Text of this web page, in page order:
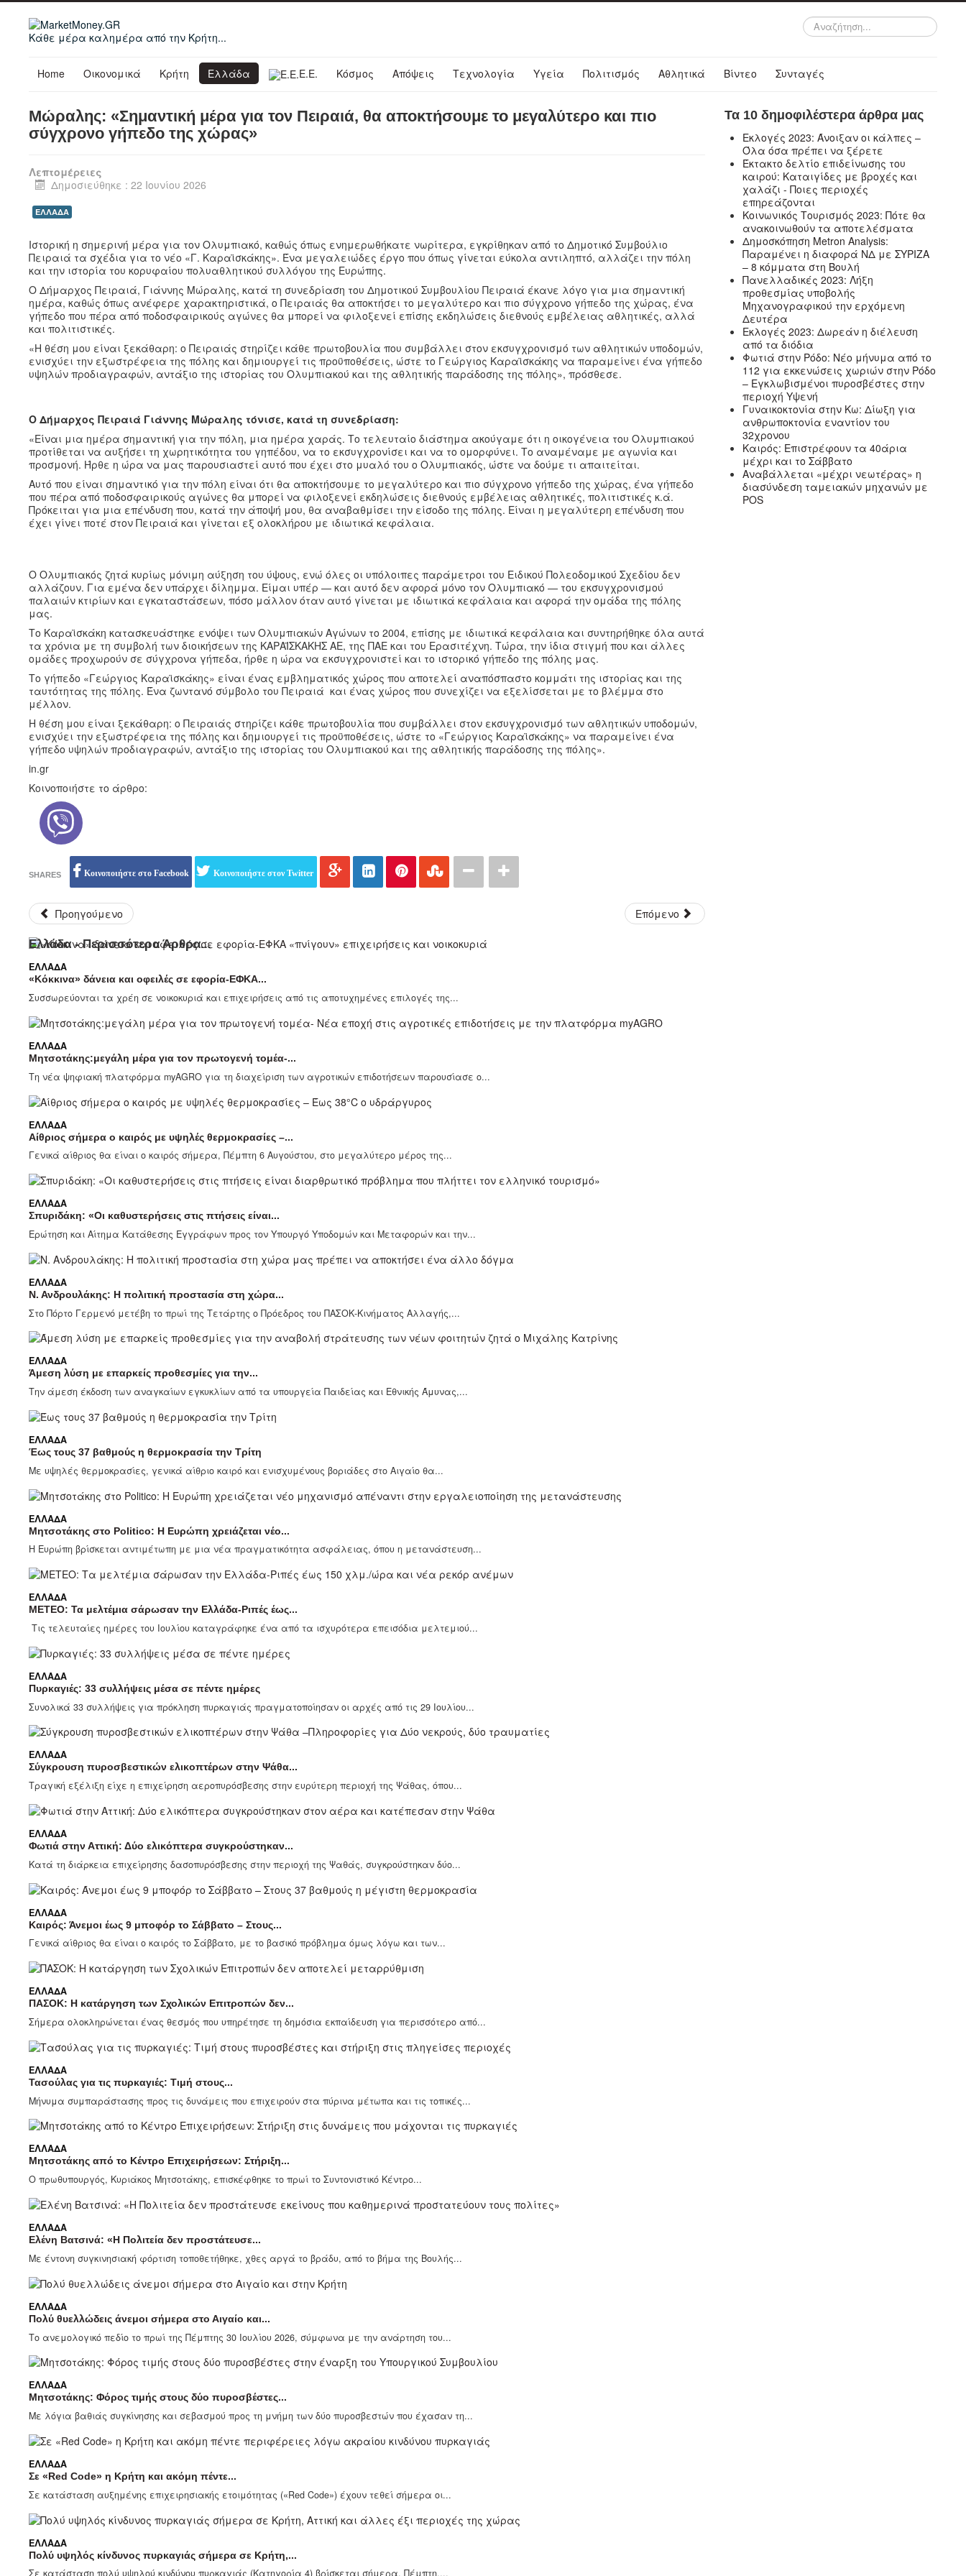
Κάθε μέρα καλημέρα από την Κρήτη...
Αναζήτηση...
Home Οικονομικά Κρήτη Ελλάδα Ε.Ε. Κόσμος Απόψεις Τεχνολογία Υγεία Πολιτισμός Αθλητικά Βίντεο Συνταγές
Μώραλης: «Σημαντική μέρα για τον Πειραιά, θα αποκτήσουμε το μεγαλύτερο και πιο
σύγχρονο γήπεδο της χώρας»
Λεπτομέρειες
Δημοσιεύθηκε : 22 Ιουνίου 2026
ΕΛΛΑΔΑ
Ιστορική η σημερινή μέρα για τον Ολυμπιακό, καθώς όπως ενημερωθήκατε νωρίτερα, εγκρίθηκαν από το Δημοτικό Συμβούλιο
Πειραιά τα σχέδια για το νέο «Γ. Καραϊσκάκης». Ένα μεγαλειώδες έργο που όπως γίνεται εύκολα αντιληπτό, αλλάζει την πόλη
και την ιστορία του κορυφαίου πολυαθλητικού συλλόγου της Ευρώπης.
Ο Δήμαρχος Πειραιά, Γιάννης Μώραλης, κατά τη συνεδρίαση του Δημοτικού Συμβουλίου Πειραιά έκανε λόγο για μια σημαντική
ημέρα, καθώς όπως ανέφερε χαρακτηριστικά, ο Πειραιάς θα αποκτήσει το μεγαλύτερο και πιο σύγχρονο γήπεδο της χώρας, ένα
γήπεδο που πέρα από ποδοσφαιρικούς αγώνες θα μπορεί να φιλοξενεί επίσης εκδηλώσεις διεθνούς εμβέλειας αθλητικές, αλλά
και πολιτιστικές.
«Η θέση μου είναι ξεκάθαρη: ο Πειραιάς στηρίζει κάθε πρωτοβουλία που συμβάλλει στον εκσυγχρονισμό των αθλητικών υποδομών,
ενισχύει την εξωστρέφεια της πόλης και δημιουργεί τις προϋποθέσεις, ώστε το Γεώργιος Καραϊσκάκης να παραμείνει ένα γήπεδο
υψηλών προδιαγραφών, αντάξιο της ιστορίας του Ολυμπιακού και της αθλητικής παράδοσης της πόλης», πρόσθεσε.
Ο Δήμαρχος Πειραιά Γιάννης Μώραλης τόνισε, κατά τη συνεδρίαση:
«Είναι μια ημέρα σημαντική για την πόλη, μια ημέρα χαράς. Το τελευταίο διάστημα ακούγαμε ότι η οικογένεια του Ολυμπιακού
προτίθεται να αυξήσει τη χωρητικότητα του γηπέδου, να το εκσυγχρονίσει και να το ομορφύνει. Το αναμέναμε με αγωνία και
προσμονή. Ήρθε η ώρα να μας παρουσιαστεί αυτό που έχει στο μυαλό του ο Ολυμπιακός, ώστε να δούμε τι απαιτείται.
Αυτό που είναι σημαντικό για την πόλη είναι ότι θα αποκτήσουμε το μεγαλύτερο και πιο σύγχρονο γήπεδο της χώρας, ένα γήπεδο
που πέρα από ποδοσφαιρικούς αγώνες θα μπορεί να φιλοξενεί εκδηλώσεις διεθνούς εμβέλειας αθλητικές, πολιτιστικές κ.ά.
Πρόκειται για μια επένδυση που, κατά την άποψή μου, θα αναβαθμίσει την είσοδο της πόλης. Είναι η μεγαλύτερη επένδυση που
έχει γίνει ποτέ στον Πειραιά και γίνεται εξ ολοκλήρου με ιδιωτικά κεφάλαια.
Ο Ολυμπιακός ζητά κυρίως μόνιμη αύξηση του ύψους, ενώ όλες οι υπόλοιπες παράμετροι του Ειδικού Πολεοδομικού Σχεδίου δεν
αλλάζουν. Για εμένα δεν υπάρχει δίλημμα. Είμαι υπέρ — και αυτό δεν αφορά μόνο τον Ολυμπιακό — του εκσυγχρονισμού
παλαιών κτιρίων και εγκαταστάσεων, πόσο μάλλον όταν αυτό γίνεται με ιδιωτικά κεφάλαια και αφορά την ομάδα της πόλης
μας.
Το Καραϊσκάκη κατασκευάστηκε ενόψει των Ολυμπιακών Αγώνων το 2004, επίσης με ιδιωτικά κεφάλαια και συντηρήθηκε όλα αυτά
τα χρόνια με τη συμβολή των διοικήσεων της ΚΑΡΑΪΣΚΑΚΗΣ ΑΕ, της ΠΑΕ και του Ερασιτέχνη. Τώρα, την ίδια στιγμή που και άλλες
ομάδες προχωρούν σε σύγχρονα γήπεδα, ήρθε η ώρα να εκσυγχρονιστεί και το ιστορικό γήπεδο της πόλης μας.
Το γήπεδο «Γεώργιος Καραϊσκάκης» είναι ένας εμβληματικός χώρος που αποτελεί αναπόσπαστο κομμάτι της ιστορίας και της
ταυτότητας της πόλης. Ένα ζωντανό σύμβολο του Πειραιά και ένας χώρος που συνεχίζει να εξελίσσεται με το βλέμμα στο
μέλλον.
Η θέση μου είναι ξεκάθαρη: ο Πειραιάς στηρίζει κάθε πρωτοβουλία που συμβάλλει στον εκσυγχρονισμό των αθλητικών υποδομών,
ενισχύει την εξωστρέφεια της πόλης και δημιουργεί τις προϋποθέσεις, ώστε το «Γεώργιος Καραϊσκάκης» να παραμείνει ένα
γήπεδο υψηλών προδιαγραφών, αντάξιο της ιστορίας του Ολυμπιακού και της αθλητικής παράδοσης της πόλης».
in.gr
Κοινοποιήστε το άρθρο:
SHARES Κοινοποιήστε στο Facebook Κοινοποιήστε στον Twitter
Προηγούμενο Επόμενο
Ελλάδα - Περισσότερα Άρθρα...
ΕΛΛΆΔΑ
«Κόκκινα» δάνεια και οφειλές σε εφορία-ΕΦΚΑ...
Συσσωρεύονται τα χρέη σε νοικοκυριά και επιχειρήσεις από τις αποτυχημένες επιλογές της...
ΕΛΛΆΔΑ
Μητσοτάκης:μεγάλη μέρα για τον πρωτογενή τομέα-...
Τη νέα ψηφιακή πλατφόρμα myAGRO για τη διαχείριση των αγροτικών επιδοτήσεων παρουσίασε ο...
ΕΛΛΆΔΑ
Αίθριος σήμερα ο καιρός με υψηλές θερμοκρασίες –...
Γενικά αίθριος θα είναι ο καιρός σήμερα, Πέμπτη 6 Αυγούστου, στο μεγαλύτερο μέρος της...
ΕΛΛΆΔΑ
Σπυριδάκη: «Οι καθυστερήσεις στις πτήσεις είναι...
Ερώτηση και Αίτημα Κατάθεσης Εγγράφων προς τον Υπουργό Υποδομών και Μεταφορών και την...
ΕΛΛΆΔΑ
Ν. Ανδρουλάκης: Η πολιτική προστασία στη χώρα...
Στο Πόρτο Γερμενό μετέβη το πρωί της Τετάρτης ο Πρόεδρος του ΠΑΣΟΚ-Κινήματος Αλλαγής,...
ΕΛΛΆΔΑ
Άμεση λύση με επαρκείς προθεσμίες για την...
Την άμεση έκδοση των αναγκαίων εγκυκλίων από τα υπουργεία Παιδείας και Εθνικής Άμυνας,...
ΕΛΛΆΔΑ
Έως τους 37 βαθμούς η θερμοκρασία την Τρίτη
Με υψηλές θερμοκρασίες, γενικά αίθριο καιρό και ενισχυμένους βοριάδες στο Αιγαίο θα...
ΕΛΛΆΔΑ
Μητσοτάκης στο Politico: Η Ευρώπη χρειάζεται νέο...
Η Ευρώπη βρίσκεται αντιμέτωπη με μια νέα πραγματικότητα ασφάλειας, όπου η μετανάστευση...
ΕΛΛΆΔΑ
ΜΕΤΕΟ: Τα μελτέμια σάρωσαν την Ελλάδα-Ριπές έως...
Τις τελευταίες ημέρες του Ιουλίου καταγράφηκε ένα από τα ισχυρότερα επεισόδια μελτεμιού...
ΕΛΛΆΔΑ
Πυρκαγιές: 33 συλλήψεις μέσα σε πέντε ημέρες
Συνολικά 33 συλλήψεις για πρόκληση πυρκαγιάς πραγματοποίησαν οι αρχές από τις 29 Ιουλίου...
ΕΛΛΆΔΑ
Σύγκρουση πυροσβεστικών ελικοπτέρων στην Ψάθα...
Τραγική εξέλιξη είχε η επιχείρηση αεροπυρόσβεσης στην ευρύτερη περιοχή της Ψάθας, όπου...
ΕΛΛΆΔΑ
Φωτιά στην Αττική: Δύο ελικόπτερα συγκρούστηκαν...
Κατά τη διάρκεια επιχείρησης δασοπυρόσβεσης στην περιοχή της Ψαθάς, συγκρούστηκαν δύο...
ΕΛΛΆΔΑ
Καιρός: Άνεμοι έως 9 μποφόρ το Σάββατο – Στους...
Γενικά αίθριος θα είναι ο καιρός το Σάββατο, με το βασικό πρόβλημα όμως λόγω και των...
ΕΛΛΆΔΑ
ΠΑΣΟΚ: Η κατάργηση των Σχολικών Επιτροπών δεν...
Σήμερα ολοκληρώνεται ένας θεσμός που υπηρέτησε τη δημόσια εκπαίδευση για περισσότερο από...
ΕΛΛΆΔΑ
Τασούλας για τις πυρκαγιές: Τιμή στους...
Μήνυμα συμπαράστασης προς τις δυνάμεις που επιχειρούν στα πύρινα μέτωπα και τις τοπικές...
ΕΛΛΆΔΑ
Μητσοτάκης από το Κέντρο Επιχειρήσεων: Στήριξη...
Ο πρωθυπουργός, Κυριάκος Μητσοτάκης, επισκέφθηκε το πρωί το Συντονιστικό Κέντρο...
ΕΛΛΆΔΑ
Ελένη Βατσινά: «Η Πολιτεία δεν προστάτευσε...
Με έντονη συγκινησιακή φόρτιση τοποθετήθηκε, χθες αργά το βράδυ, από το βήμα της Βουλής...
ΕΛΛΆΔΑ
Πολύ θυελλώδεις άνεμοι σήμερα στο Αιγαίο και...
Το ανεμολογικό πεδίο το πρωί της Πέμπτης 30 Ιουλίου 2026, σύμφωνα με την ανάρτηση του...
ΕΛΛΆΔΑ
Μητσοτάκης: Φόρος τιμής στους δύο πυροσβέστες...
Με λόγια βαθιάς συγκίνησης και σεβασμού προς τη μνήμη των δύο πυροσβεστών που έχασαν τη...
ΕΛΛΆΔΑ
Σε «Red Code» η Κρήτη και ακόμη πέντε...
Σε κατάσταση αυξημένης επιχειρησιακής ετοιμότητας («Red Code») έχουν τεθεί σήμερα οι...
ΕΛΛΆΔΑ
Πολύ υψηλός κίνδυνος πυρκαγιάς σήμερα σε Κρήτη,...
Σε κατάσταση πολύ υψηλού κινδύνου πυρκαγιάς (Κατηγορία 4) βρίσκεται σήμερα, Πέμπτη,...
Τα 10 δημοφιλέστερα άρθρα μας
Εκλογές 2023: Άνοιξαν οι κάλπες –
Όλα όσα πρέπει να ξέρετε
Έκτακτο δελτίο επιδείνωσης του
καιρού: Καταιγίδες με βροχές και
χαλάζι - Ποιες περιοχές
επηρεάζονται
Κοινωνικός Τουρισμός 2023: Πότε θα
ανακοινωθούν τα αποτελέσματα
Δημοσκόπηση Metron Analysis:
Παραμένει η διαφορά ΝΔ με ΣΥΡΙΖΑ
– 8 κόμματα στη Βουλή
Πανελλαδικές 2023: Λήξη
προθεσμίας υποβολής
Μηχανογραφικού την ερχόμενη
Δευτέρα
Εκλογές 2023: Δωρεάν η διέλευση
από τα διόδια
Φωτιά στην Ρόδο: Νέο μήνυμα από το
112 για εκκενώσεις χωριών στην Ρόδο
– Εγκλωβισμένοι πυροσβέστες στην
περιοχή Υψενή
Γυναικοκτονία στην Κω: Δίωξη για
ανθρωποκτονία εναντίον του
32χρονου
Καιρός: Επιστρέφουν τα 40άρια
μέχρι και το Σάββατο
Αναβάλλεται «μέχρι νεωτέρας» η
διασύνδεση ταμειακών μηχανών με
POS